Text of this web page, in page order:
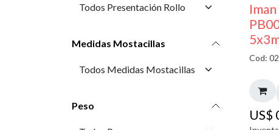
Medidas Mostacillas
Peso
Cod:
US$